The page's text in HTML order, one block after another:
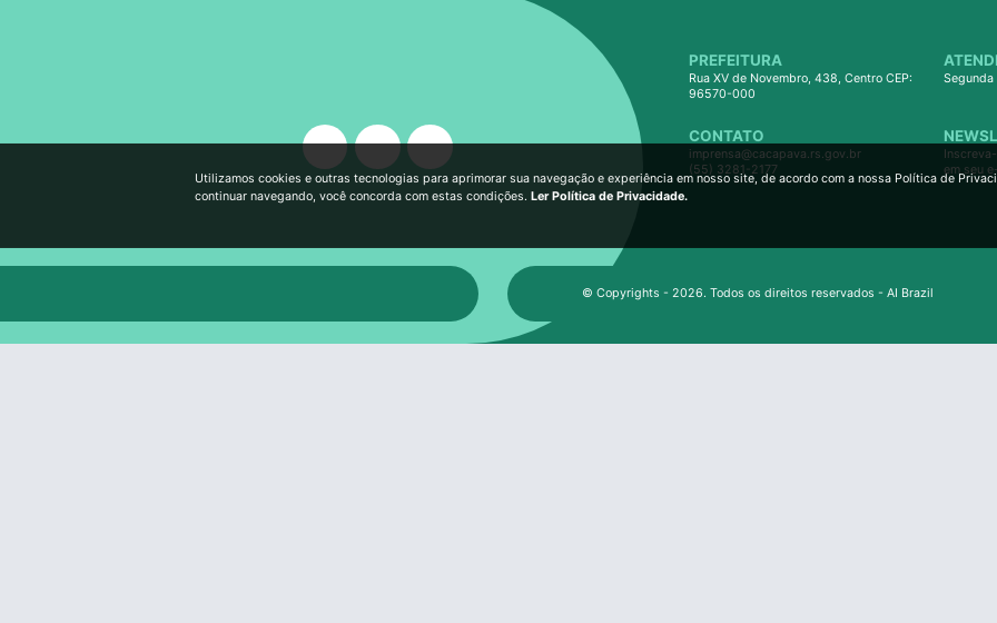
PREFEITURA
Rua XV de Novembro, 438, Centro CEP:
96570-000
Segunda
CONTATO
imprensa@cacapava.rs.gov.br
(55) 3281-2177
em seu
© Copyrights - 2026. Todos os direitos reservados - AI Brazil
Utilizamos cookies e outras tecnologias para aprimorar sua navegação e experiência em nosso site, de acordo com a nossa Política de
continuar navegando, você concorda com estas condições. Ler Política de Privacidade.